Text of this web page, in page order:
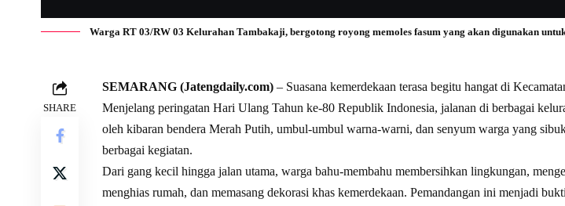
Warga RT 03/RW 03 Kelurahan Tambakaji, bergotong royong memoles fasum yang akan digunakan
SHARE
SEMARANG (Jatengdaily.com) – Suasana kemerdekaan terasa begitu hangat di
Menjelang peringatan Hari Ulang Tahun ke-80 Republik Indonesia, jalanan di berbagai
oleh kibaran bendera Merah Putih, umbul-umbul warna-warni, dan senyum warga yang
berbagai kegiatan.
Dari gang kecil hingga jalan utama, warga bahu-membahu membersihkan lingkungan,
menghias rumah, dan memasang dekorasi khas kemerdekaan. Pemandangan ini menjadi